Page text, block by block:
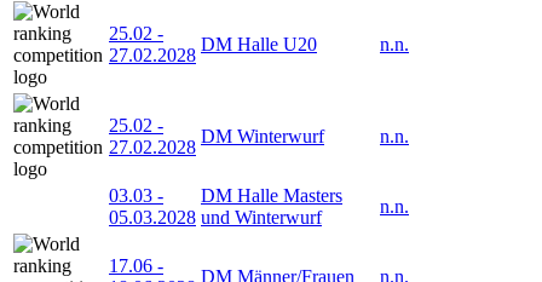
25.02 -
27.02.2028
DM Halle U20 n.n.
25.02 -
27.02.2028
DM Winterwurf n.n.
03.03 -
05.03.2028
DM Halle Masters
und Winterwurf
n.n.
17.06 -
DM Männer/Frauen n.n.